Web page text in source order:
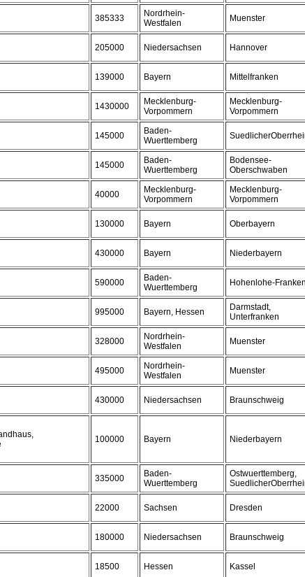
385333
Nordrhein-
Westfalen
Muenster
205000 Niedersachsen Hannover
139000 Bayern Mittelfranken
1430000
Mecklenburg-
Vorpommern
Mecklenburg-
Vorpommern
145000
Baden-
Wuerttemberg
145000
Baden-
Wuerttemberg
Bodensee-
Oberschwaben
40000
Mecklenburg-
Vorpommern
Mecklenburg-
Vorpommern
130000 Bayern Oberbayern
430000 Bayern Niederbayern
590000
Baden-
Wuerttemberg
Hohenlohe-Franken
995000 Bayern, Hessen
Darmstadt,
Unterfranken
328000
Nordrhein-
Westfalen
Muenster
495000
Nordrhein-
Westfalen
Muenster
430000 Niedersachsen Braunschweig
100000 Bayern Niederbayern
335000
Baden-
Wuerttemberg
Ostwuerttemberg,
22000 Sachsen Dresden
180000 Niedersachsen Braunschweig
18500 Hessen Kassel